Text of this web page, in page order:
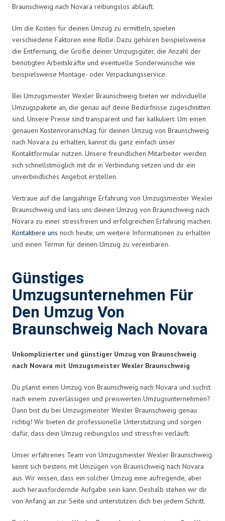
Braunschweig nach Novara reibungslos abläuft.
Um die Kosten für deinen Umzug zu ermitteln, spielen
verschiedene Faktoren eine Rolle. Dazu gehören beispielsweise
die Entfernung, die Größe deiner Umzugsgüter, die Anzahl der
benötigten Arbeitskräfte und eventuelle Sonderwünsche wie
beispielsweise Montage- oder Verpackungsservice.
Bei Umzugsmeister Wexler Braunschweig bieten wir individuelle
Umzugspakete an, die genau auf deine Bedürfnisse zugeschnitten
sind. Unsere Preise sind transparent und fair kalkuliert. Um einen
genauen Kostenvoranschlag für deinen Umzug von Braunschweig
nach Novara zu erhalten, kannst du ganz einfach unser
Kontaktformular nutzen. Unsere freundlichen Mitarbeiter werden
sich schnellstmöglich mit dir in Verbindung setzen und dir ein
unverbindliches Angebot erstellen.
Vertraue auf die langjährige Erfahrung von Umzugsmeister Wexler
Braunschweig und lass uns deinen Umzug von Braunschweig nach
Novara zu einer stressfreien und erfolgreichen Erfahrung machen.
Kontaktiere uns noch heute, um weitere Informationen zu erhalten
und einen Termin für deinen Umzug zu vereinbaren.
Günstiges
Umzugsunternehmen Für
Den Umzug Von
Braunschweig Nach Novara
Unkomplizierter und günstiger Umzug von Braunschweig
nach Novara mit Umzugsmeister Wexler Braunschweig
Du planst einen Umzug von Braunschweig nach Novara und suchst
nach einem zuverlässigen und preiswerten Umzugsunternehmen?
Dann bist du bei Umzugsmeister Wexler Braunschweig genau
richtig! Wir bieten dir professionelle Unterstützung und sorgen
dafür, dass dein Umzug reibungslos und stressfrei verläuft.
Unser erfahrenes Team von Umzugsmeister Wexler Braunschweig
kennt sich bestens mit Umzügen von Braunschweig nach Novara
aus. Wir wissen, dass ein solcher Umzug eine aufregende, aber
auch herausfordernde Aufgabe sein kann. Deshalb stehen wir dir
von Anfang an zur Seite und unterstützen dich bei jedem Schritt.